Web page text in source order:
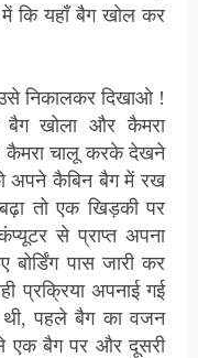
में कि यहाँ बैग खोल कर
निकालकर दिखाओ !
खोला और कैमरा
! कैमरा चालू करके देखने
अपने कैबिन बैग में रख
तो एक खिड़की पर
से प्राप्त अपना
बोर्डिंग पास जारी कर
प्रक्रिया अपनाई गई
पहले बैग का वजन
से एक बैग पर और दूसरी